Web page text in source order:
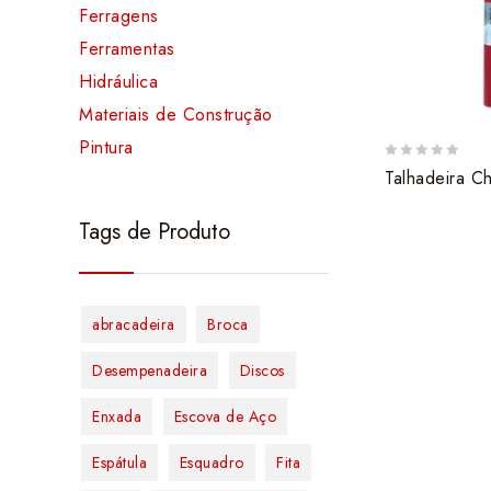
out
Talhadeira
Ferragens
Ferramentas
Hidráulica
Materiais de Construção
Pintura
Tags de Produto
abracadeira Broca
Desempenadeira Discos
Enxada Escova de Aço
Espátula Esquadro Fita